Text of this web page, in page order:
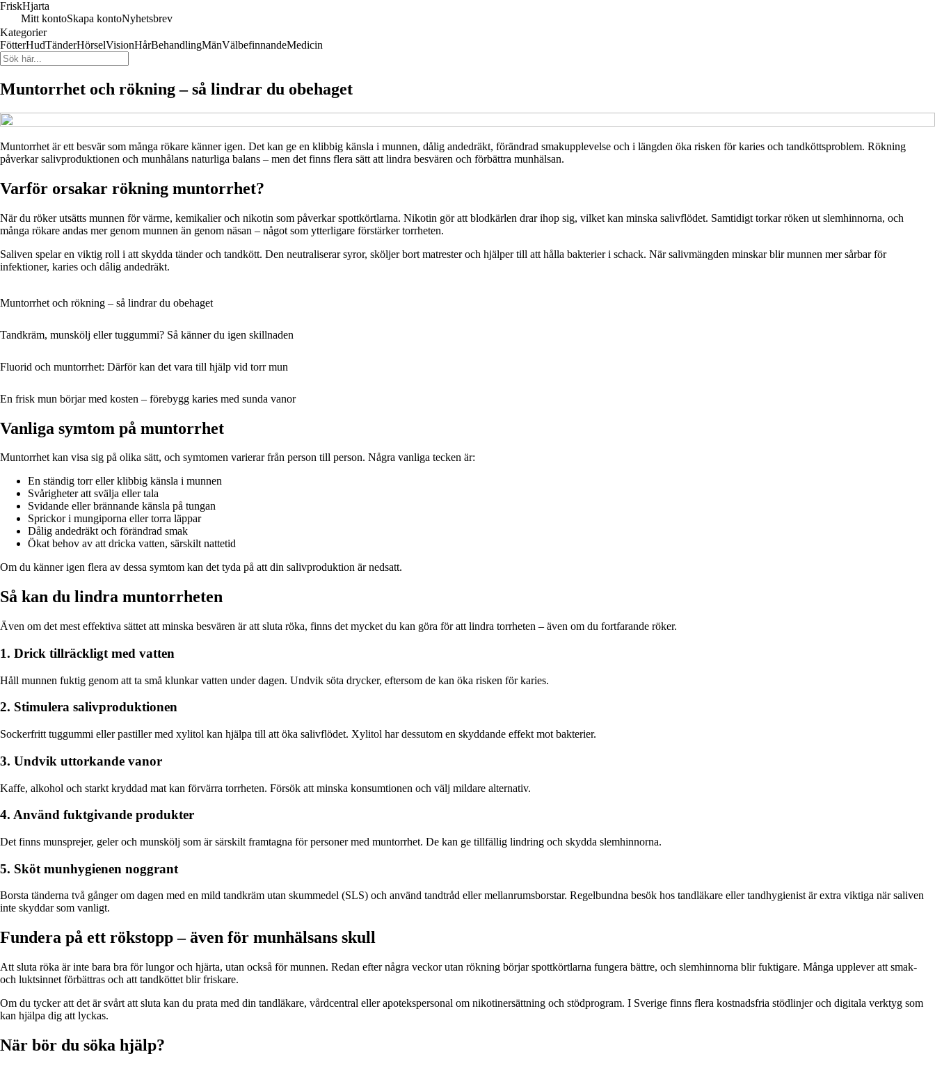
FriskHjarta
Mitt kontoSkapa kontoNyhetsbrev
Kategorier
FötterHudTänderHörselVisionHårBehandlingMänVälbefinnandeMedicin
Muntorrhet och rökning – så lindrar du obehaget
Muntorrhet är ett besvär som många rökare känner igen. Det kan ge en klibbig känsla i munnen, dålig andedräkt, förändrad smakupplevelse och i längden öka risken för karies och tandköttsproblem. Rökning
påverkar salivproduktionen och munhålans naturliga balans – men det finns flera sätt att lindra besvären och förbättra munhälsan.
Varför orsakar rökning muntorrhet?
När du röker utsätts munnen för värme, kemikalier och nikotin som påverkar spottkörtlarna. Nikotin gör att blodkärlen drar ihop sig, vilket kan minska salivflödet. Samtidigt torkar röken ut slemhinnorna, och
många rökare andas mer genom munnen än genom näsan – något som ytterligare förstärker torrheten.
Saliven spelar en viktig roll i att skydda tänder och tandkött. Den neutraliserar syror, sköljer bort matrester och hjälper till att hålla bakterier i schack. När salivmängden minskar blir munnen mer sårbar för
infektioner, karies och dålig andedräkt.
Muntorrhet och rökning – så lindrar du obehaget
Tandkräm, munskölj eller tuggummi? Så känner du igen skillnaden
Fluorid och muntorrhet: Därför kan det vara till hjälp vid torr mun
En frisk mun börjar med kosten – förebygg karies med sunda vanor
Vanliga symtom på muntorrhet
Muntorrhet kan visa sig på olika sätt, och symtomen varierar från person till person. Några vanliga tecken är:
En ständig torr eller klibbig känsla i munnen
Svårigheter att svälja eller tala
Svidande eller brännande känsla på tungan
Sprickor i mungiporna eller torra läppar
Dålig andedräkt och förändrad smak
Ökat behov av att dricka vatten, särskilt nattetid
Om du känner igen flera av dessa symtom kan det tyda på att din salivproduktion är nedsatt.
Så kan du lindra muntorrheten
Även om det mest effektiva sättet att minska besvären är att sluta röka, finns det mycket du kan göra för att lindra torrheten – även om du fortfarande röker.
1. Drick tillräckligt med vatten
Håll munnen fuktig genom att ta små klunkar vatten under dagen. Undvik söta drycker, eftersom de kan öka risken för karies.
2. Stimulera salivproduktionen
Sockerfritt tuggummi eller pastiller med xylitol kan hjälpa till att öka salivflödet. Xylitol har dessutom en skyddande effekt mot bakterier.
3. Undvik uttorkande vanor
Kaffe, alkohol och starkt kryddad mat kan förvärra torrheten. Försök att minska konsumtionen och välj mildare alternativ.
4. Använd fuktgivande produkter
Det finns munsprejer, geler och munskölj som är särskilt framtagna för personer med muntorrhet. De kan ge tillfällig lindring och skydda slemhinnorna.
5. Sköt munhygienen noggrant
Borsta tänderna två gånger om dagen med en mild tandkräm utan skummedel (SLS) och använd tandtråd eller mellanrumsborstar. Regelbundna besök hos tandläkare eller tandhygienist är extra viktiga när saliven
inte skyddar som vanligt.
Fundera på ett rökstopp – även för munhälsans skull
Att sluta röka är inte bara bra för lungor och hjärta, utan också för munnen. Redan efter några veckor utan rökning börjar spottkörtlarna fungera bättre, och slemhinnorna blir fuktigare. Många upplever att smak-
och luktsinnet förbättras och att tandköttet blir friskare.
Om du tycker att det är svårt att sluta kan du prata med din tandläkare, vårdcentral eller apotekspersonal om nikotinersättning och stödprogram. I Sverige finns flera kostnadsfria stödlinjer och digitala verktyg som
kan hjälpa dig att lyckas.
När bör du söka hjälp?